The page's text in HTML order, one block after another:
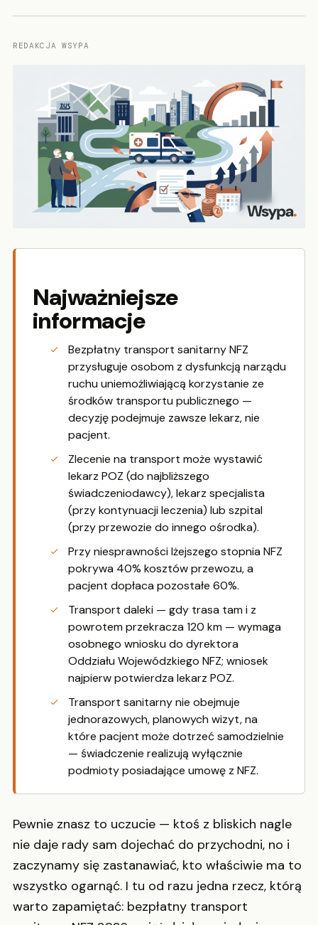
REDAKCJA WSYPA
Najważniejsze
informacje
Bezpłatny transport sanitarny NFZ
przysługuje osobom z dysfunkcją narządu
ruchu uniemożliwiającą korzystanie ze
środków transportu publicznego —
decyzję podejmuje zawsze lekarz, nie
pacjent.
Zlecenie na transport może wystawić
lekarz POZ (do najbliższego
świadczeniodawcy), lekarz specjalista
(przy kontynuacji leczenia) lub szpital
(przy przewozie do innego ośrodka).
Przy niesprawności lżejszego stopnia NFZ
pokrywa 40% kosztów przewozu, a
pacjent dopłaca pozostałe 60%.
Transport daleki — gdy trasa tam i z
powrotem przekracza 120 km — wymaga
osobnego wniosku do dyrektora
Oddziału Wojewódzkiego NFZ; wniosek
najpierw potwierdza lekarz POZ.
Transport sanitarny nie obejmuje
jednorazowych, planowych wizyt, na
które pacjent może dotrzeć samodzielnie
— świadczenie realizują wyłącznie
podmioty posiadające umowę z NFZ.
Pewnie znasz to uczucie — ktoś z bliskich nagle
nie daje rady sam dojechać do przychodni, no i
zaczynamy się zastanawiać, kto właściwie ma to
wszystko ogarnąć. I tu od razu jedna rzecz, którą
warto zapamiętać: bezpłatny transport